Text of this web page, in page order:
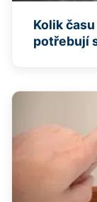
Kolik
potřebují